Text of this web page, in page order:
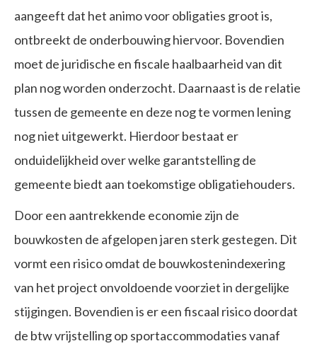
aangeeft dat het animo voor obligaties groot is,
ontbreekt de onderbouwing hiervoor. Bovendien
moet de juridische en fiscale haalbaarheid van dit
plan nog worden onderzocht. Daarnaast is de relatie
tussen de gemeente en deze nog te vormen lening
nog niet uitgewerkt. Hierdoor bestaat er
onduidelijkheid over welke garantstelling de
gemeente biedt aan toekomstige obligatiehouders.
Door een aantrekkende economie zijn de
bouwkosten de afgelopen jaren sterk gestegen. Dit
vormt een risico omdat de bouwkostenindexering
van het project onvoldoende voorziet in dergelijke
stijgingen. Bovendien is er een fiscaal risico doordat
de btw vrijstelling op sportaccommodaties vanaf